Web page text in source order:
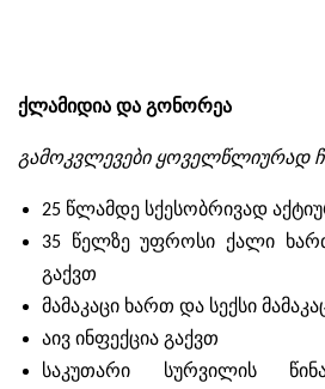
ქლამიდია და გონორეა
გამოკვლევები ყოველწლიურად
25 წლამდე სქესობრივად
35 წელზე უფროსი ქალი
გაქვთ
მამაკაცი ხართ და სექსი
აივ ინფექცია გაქვთ
საკუთარი სურვილის